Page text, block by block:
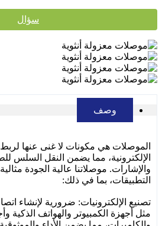
سؤال
وصف
الموصلات هي مكونات لا غنى عنها لربط
الإلكترونية، مما يضمن النقل السلس
والإشارات. موصلاتنا عالية الجودة
التطبيقات، بما في ذلك:
تصنيع الإلكترونيات: ضرورية لإنشاء
مثل أجهزة الكمبيوتر والهواتف الذكية